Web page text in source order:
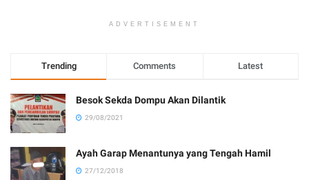
ADVERTISEMENT
Trending Comments Latest
Besok Sekda Dompu Akan Dilantik
29/08/2021
Ayah Garap Menantunya yang Tengah Hamil
27/12/2018